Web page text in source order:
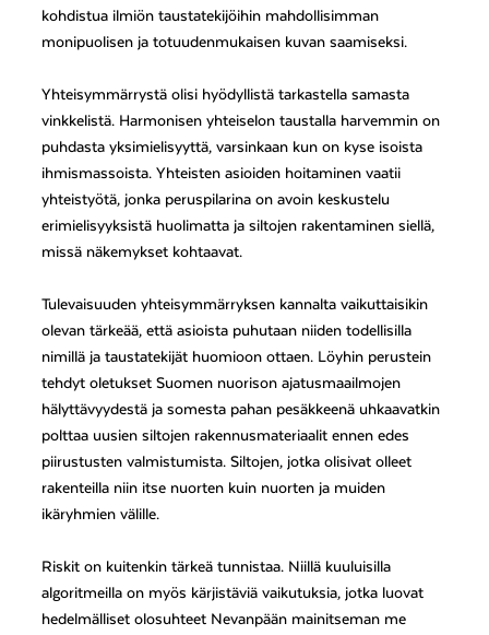
kohdistua ilmiön taustatekijöihin mahdollisimman
monipuolisen ja totuudenmukaisen kuvan saamiseksi.
Yhteisymmärrystä olisi hyödyllistä tarkastella samasta
vinkkelistä. Harmonisen yhteiselon taustalla harvemmin on
puhdasta yksimielisyyttä, varsinkaan kun on kyse isoista
ihmismassoista. Yhteisten asioiden hoitaminen vaatii
yhteistyötä, jonka peruspilarina on avoin keskustelu
erimielisyyksistä huolimatta ja siltojen rakentaminen siellä,
missä näkemykset kohtaavat.
Tulevaisuuden yhteisymmärryksen kannalta vaikuttaisikin
olevan tärkeää, että asioista puhutaan niiden todellisilla
nimillä ja taustatekijät huomioon ottaen. Löyhin perustein
tehdyt oletukset Suomen nuorison ajatusmaailmojen
hälyttävyydestä ja somesta pahan pesäkkeenä uhkaavatkin
polttaa uusien siltojen rakennusmateriaalit ennen edes
piirustusten valmistumista. Siltojen, jotka olisivat olleet
rakenteilla niin itse nuorten kuin nuorten ja muiden
ikäryhmien välille.
Riskit on kuitenkin tärkeä tunnistaa. Niillä kuuluisilla
algoritmeilla on myös kärjistäviä vaikutuksia, jotka luovat
hedelmälliset olosuhteet Nevanpään mainitseman me